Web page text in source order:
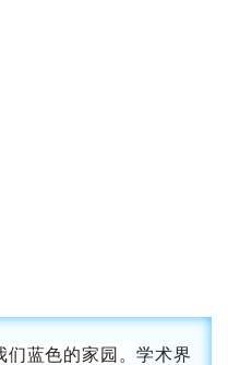
们蓝色的家园。学术界